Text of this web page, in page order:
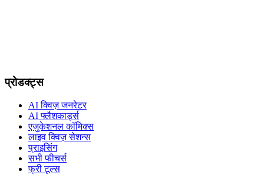
प्रोडक्ट्स
AI क्विज़ जनरेटर
AI फ्लैशकार्ड्स
एजुकेशनल कॉमिक्स
लाइव क्विज़ सेशन्स
प्राइसिंग
सभी फीचर्स
फ्री टूल्स